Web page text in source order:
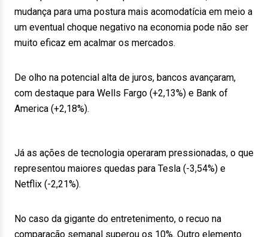
mudança para uma postura mais acomodatícia em meio a
um eventual choque negativo na economia pode não ser
muito eficaz em acalmar os mercados.
De olho na potencial alta de juros, bancos avançaram,
com destaque para Wells Fargo (+2,13%) e Bank of
America (+2,18%).
Já as ações de tecnologia operaram pressionadas, o que
representou maiores quedas para Tesla (-3,54%) e
Netflix (-2,21%).
No caso da gigante do entretenimento, o recuo na
comparação semanal superou os 10%. Outro elemento